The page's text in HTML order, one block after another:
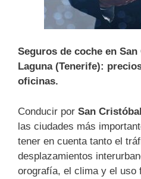
Seguros de coche en
Laguna (Tenerife):
oficinas.
Conducir por San
las ciudades más
tener en cuenta tanto el
desplazamientos
orografía, el clima y el uso